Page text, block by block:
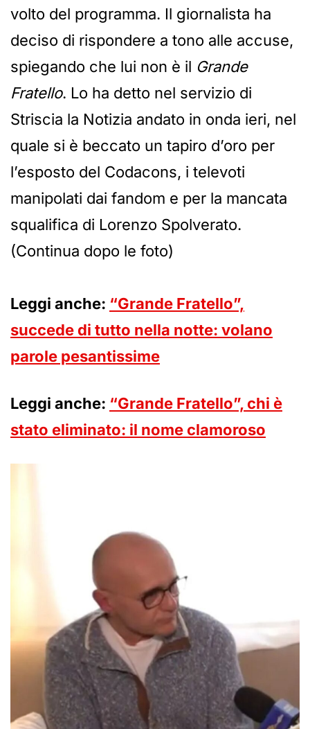
volto del programma. Il giornalista ha
deciso di rispondere a tono alle accuse,
spiegando che lui non è il Grande
Fratello. Lo ha detto nel servizio di
Striscia la Notizia andato in onda ieri, nel
quale si è beccato un tapiro d’oro per
l’esposto del Codacons, i televoti
manipolati dai fandom e per la mancata
squalifica di Lorenzo Spolverato.
(Continua dopo le foto)
Leggi anche: “Grande Fratello”,
succede di tutto nella notte: volano
parole pesantissime
Leggi anche: “Grande Fratello”, chi è
stato eliminato: il nome clamoroso